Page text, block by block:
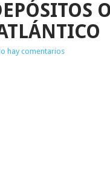
hay comentarios